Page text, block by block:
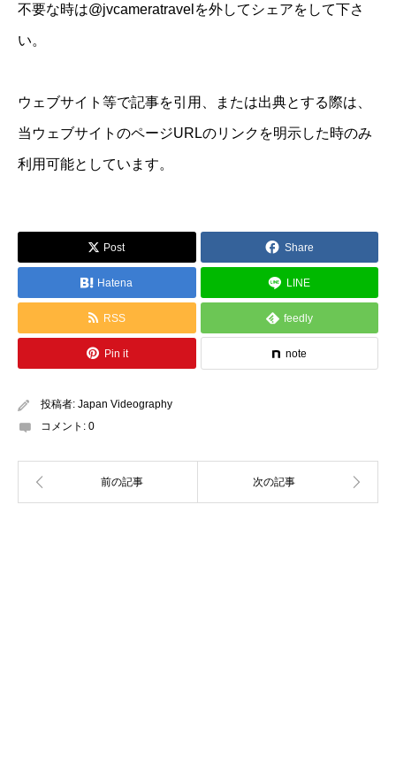
不要な時は@jvcameratravelを外してシェアをして下さ
い。
ウェブサイト等で記事を引用、または出典とする際は、
当ウェブサイトのページURLのリンクを明示した時のみ
利用可能としています。
Post Share
Hatena LINE
RSS feedly
Pin it note
投稿者: Japan Videography
コメント: 0